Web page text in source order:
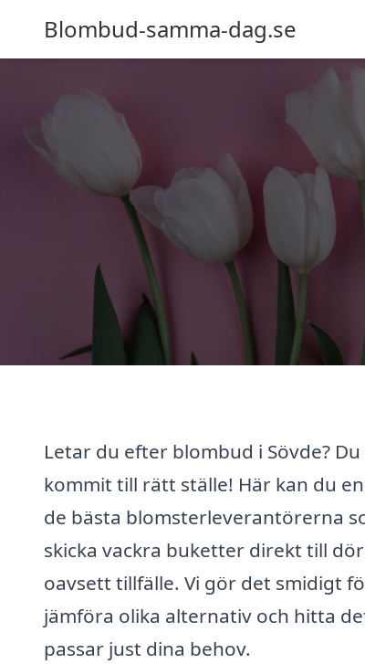
Blombud-samma-dag.se
Letar du efter blombud i Sövde?
kommit till rätt ställe! Här kan du
de bästa blomsterleverantörerna
skicka vackra buketter direkt till
oavsett tillfälle. Vi gör det smidigt
jämföra olika alternativ och hitta
passar just dina behov.